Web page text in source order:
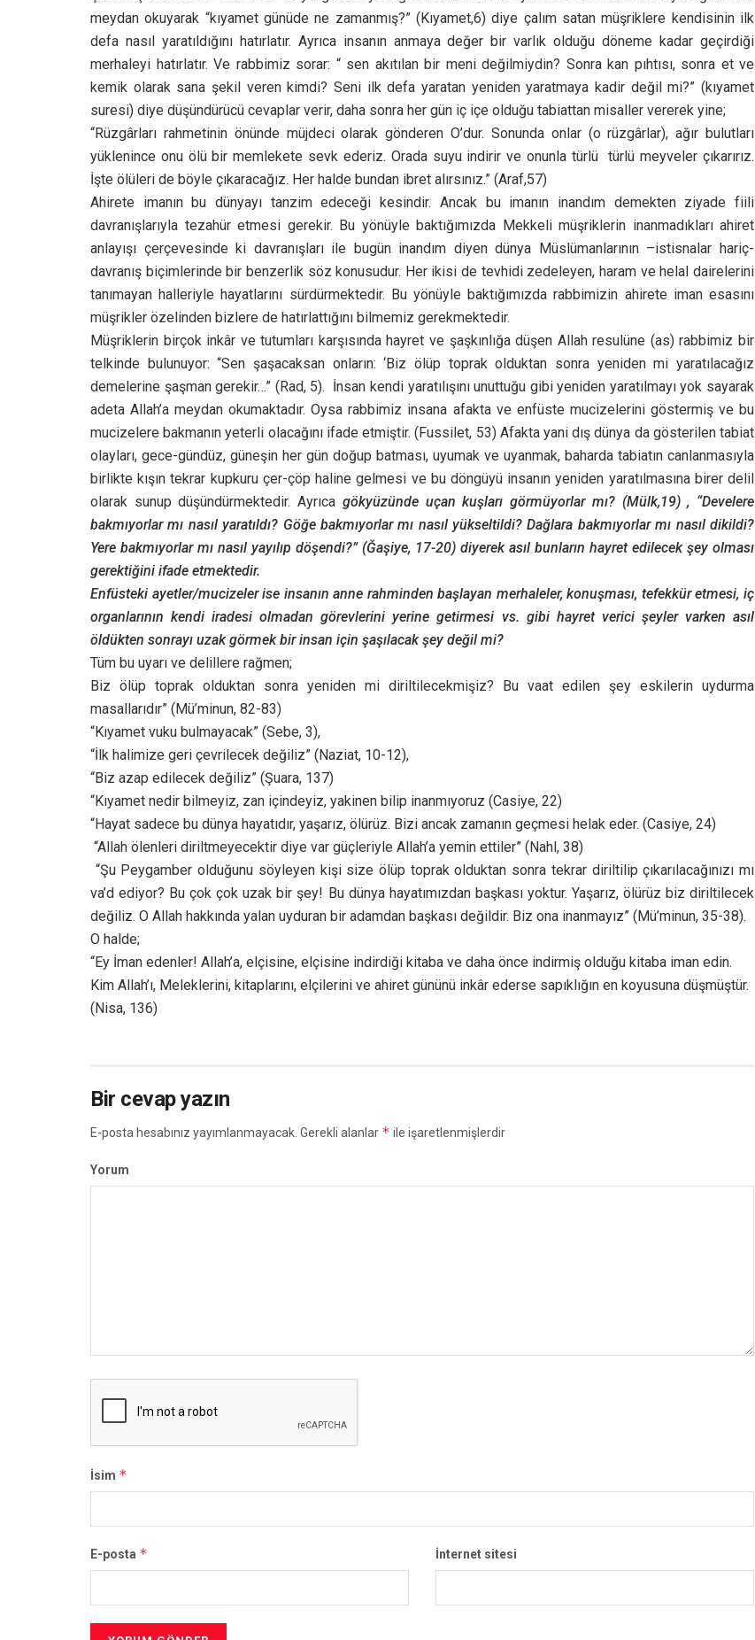
meydan okuyarak “kıyamet günüde ne zamanmış?” (Kıyamet,6) diye çalım satan müşriklere kendisinin ilk
defa nasıl yaratıldığını hatırlatır. Ayrıca insanın anmaya değer bir varlık olduğu döneme kadar geçirdiği
merhaleyi hatırlatır. Ve rabbimiz sorar: “ sen akıtılan bir meni değilmiydin? Sonra kan pıhtısı, sonra et ve
kemik olarak sana şekil veren kimdi? Seni ilk defa yaratan yeniden yaratmaya kadir değil mi?” (kıyamet
suresi) diye düşündürücü cevaplar verir, daha sonra her gün iç içe olduğu tabiattan misaller vererek yine;
“Rüzgârları rahmetinin önünde müjdeci olarak gönderen O’dur. Sonunda onlar (o rüzgârlar), ağır bulutları
yüklenince onu ölü bir memlekete sevk ederiz. Orada suyu indirir ve onunla türlü türlü meyveler çıkarırız.
İşte ölüleri de böyle çıkaracağız. Her halde bundan ibret alırsınız.” (Araf,57)
Ahirete imanın bu dünyayı tanzim edeceği kesindir. Ancak bu imanın inandım demekten ziyade fiili
davranışlarıyla tezahür etmesi gerekir. Bu yönüyle baktığımızda Mekkeli müşriklerin inanmadıkları ahiret
anlayışı çerçevesinde ki davranışları ile bugün inandım diyen dünya Müslümanlarının –istisnalar hariç-
davranış biçimlerinde bir benzerlik söz konusudur. Her ikisi de tevhidi zedeleyen, haram ve helal dairelerini
tanımayan halleriyle hayatlarını sürdürmektedir. Bu yönüyle baktığımızda rabbimizin ahirete iman esasını
müşrikler özelinden bizlere de hatırlattığını bilmemiz gerekmektedir.
Müşriklerin birçok inkâr ve tutumları karşısında hayret ve şaşkınlığa düşen Allah resulüne (as) rabbimiz bir
telkinde bulunuyor: “Sen şaşacaksan onların: ‘Biz ölüp toprak olduktan sonra yeniden mi yaratılacağız
demelerine şaşman gerekir…” (Rad, 5). İnsan kendi yaratılışını unuttuğu gibi yeniden yaratılmayı yok sayarak
adeta Allah’a meydan okumaktadır. Oysa rabbimiz insana afakta ve enfüste mucizelerini göstermiş ve bu
mucizelere bakmanın yeterli olacağını ifade etmiştir. (Fussilet, 53) Afakta yani dış dünya da gösterilen tabiat
olayları, gece-gündüz, güneşin her gün doğup batması, uyumak ve uyanmak, baharda tabiatın canlanmasıyla
birlikte kışın tekrar kupkuru çer-çöp haline gelmesi ve bu döngüyü insanın yeniden yaratılmasına birer delil
olarak sunup düşündürmektedir. Ayrıca gökyüzünde uçan kuşları görmüyorlar mı? (Mülk,19), “Develere
bakmıyorlar mı nasıl yaratıldı? Göğe bakmıyorlar mı nasıl yükseltildi? Dağlara bakmıyorlar mı nasıl dikildi?
Yere bakmıyorlar mı nasıl yayılıp döşendi?” (Ğaşiye, 17-20) diyerek asıl bunların hayret edilecek şey olması
gerektiğini ifade etmektedir.
Enfüsteki ayetler/mucizeler ise insanın anne rahminden başlayan merhaleler, konuşması, tefekkür etmesi, iç
organlarının kendi iradesi olmadan görevlerini yerine getirmesi vs. gibi hayret verici şeyler varken asıl
öldükten sonrayı uzak görmek bir insan için şaşılacak şey değil mi?
Tüm bu uyarı ve delillere rağmen;
Biz ölüp toprak olduktan sonra yeniden mi diriltilecekmişiz? Bu vaat edilen şey eskilerin uydurma
masallarıdır” (Mü’minun, 82-83)
“Kıyamet vuku bulmayacak” (Sebe, 3),
“İlk halimize geri çevrilecek değiliz” (Naziat, 10-12),
“Biz azap edilecek değiliz” (Şuara, 137)
“Kıyamet nedir bilmeyiz, zan içindeyiz, yakinen bilip inanmıyoruz (Casiye, 22)
“Hayat sadece bu dünya hayatıdır, yaşarız, ölürüz. Bizi ancak zamanın geçmesi helak eder. (Casiye, 24)
“Allah ölenleri diriltmeyecektir diye var güçleriyle Allah’a yemin ettiler” (Nahl, 38)
“Şu Peygamber olduğunu söyleyen kişi size ölüp toprak olduktan sonra tekrar diriltilip çıkarılacağınızı mı
va’d ediyor? Bu çok çok uzak bir şey! Bu dünya hayatımızdan başkası yoktur. Yaşarız, ölürüz biz diriltilecek
değiliz. O Allah hakkında yalan uyduran bir adamdan başkası değildir. Biz ona inanmayız” (Mü’minun, 35-38).
O halde;
“Ey İman edenler! Allah’a, elçisine, elçisine indirdiği kitaba ve daha önce indirmiş olduğu kitaba iman edin.
Kim Allah’ı, Meleklerini, kitaplarını, elçilerini ve ahiret gününü inkâr ederse sapıklığın en koyusuna düşmüştür.
(Nisa, 136)
Bir cevap yazın
E-posta hesabınız yayımlanmayacak. Gerekli alanlar * ile işaretlenmişlerdir
Yorum
İsim *
E-posta * İnternet sitesi